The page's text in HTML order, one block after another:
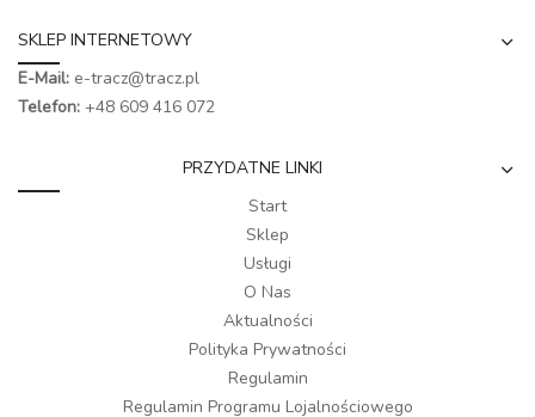
SKLEP INTERNETOWY
E-Mail: e-tracz@tracz.pl
Telefon: +48 609 416 072
PRZYDATNE LINKI
Start
Sklep
Usługi
O Nas
Aktualności
Polityka Prywatności
Regulamin
Regulamin Programu Lojalnościowego